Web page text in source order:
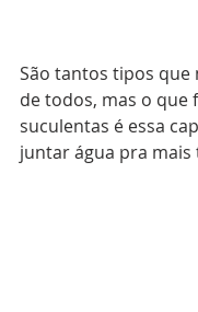
São tantos tipos que
de todos, mas o que
suculentas é essa
juntar água pra mais